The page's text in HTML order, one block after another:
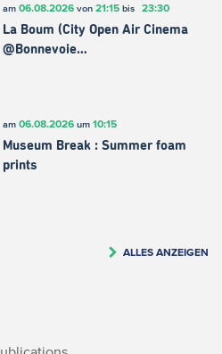
am 06.08.2026von 21:15bis 23:30
La Boum (City Open Air Cinema
@Bonnevoie…
am 06.08.2026um 10:15
Museum Break : Summer foam
prints
ALLES ANZEIGEN